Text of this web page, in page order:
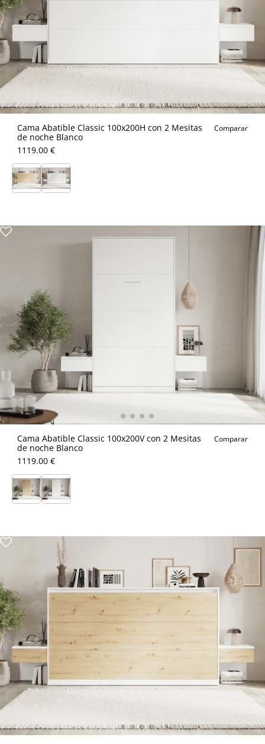
Cama Abatible Classic 100x200H con 2 Mesitas
de noche Blanco
Comparar
1119.00 €
Cama Abatible Classic 100x200V con 2 Mesitas
de noche Blanco
Comparar
1119.00 €